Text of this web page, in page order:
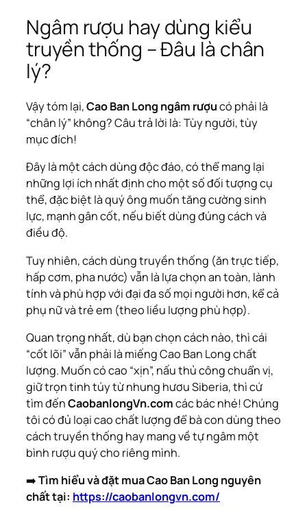
Ngâm rượu hay dùng kiểu
truyền thống – Đâu là chân
lý?
Vậy tóm lại,Cao Ban Long ngâm rượucó phải là
“chân lý” không? Câu trả lời là: Tùy người, tùy
mục đích!
Đây là một cách dùng độc đáo, có thể mang lại
những lợi ích nhất định cho một số đối tượng cụ
thể, đặc biệt là quý ông muốn tăng cường sinh
lực, mạnh gân cốt, nếu biết dùng đúng cách và
điều độ.
Tuy nhiên, cách dùng truyền thống (ăn trực tiếp,
hấp cơm, pha nước) vẫn là lựa chọn an toàn, lành
tính và phù hợp với đại đa số mọi người hơn, kể cả
phụ nữ và trẻ em (theo liều lượng phù hợp).
Quan trọng nhất, dù bạn chọn cách nào, thì cái
“cốt lõi” vẫn phải là miếng Cao Ban Long chất
lượng. Muốn có cao “xịn”, nấu thủ công chuẩn vị,
giữ trọn tinh túy từ nhung hươu Siberia, thì cứ
tìm đếnCaobanlongVn.comcác bác nhé! Chúng
tôi có đủ loại cao chất lượng để bà con dùng theo
cách truyền thống hay mang về tự ngâm một
bình rượu quý cho riêng mình.
➡️Tìm hiểu và đặt mua Cao Ban Long nguyên
chất tại: https://caobanlongvn.com/